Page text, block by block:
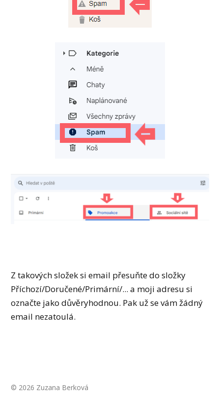
Z takových složek si email přesuňte do složky
Příchozí/Doručené/Primární/... a moji adresu si
označte jako důvěryhodnou. Pak už se vám žádný
email nezatoulá.
© 2026 Zuzana Berková